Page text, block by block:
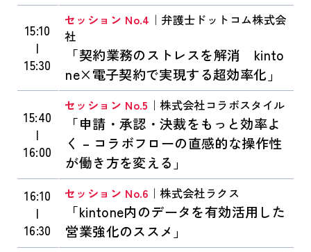
15:10
|
15:30
セッション No.4 ｜弁護士ドットコム株式会
社
「契約業務のストレスを解消 kinto
ne×電子契約で実現する超効率化」
15:40
|
16:00
セッション No.5 ｜株式会社コラボスタイル
「申請・承認・決裁をもっと効率よ
く – コラボフローの直感的な操作性
が働き方を変える」
16:10
|
16:30
セッション No.6 ｜株式会社ラクス
「kintone内のデータを有効活用した
営業強化のススメ」